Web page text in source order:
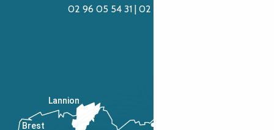
02 96 05 54 31 | 02 96 04 04 57
Lannion
Brest